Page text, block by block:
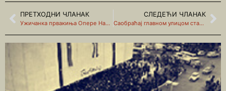
ПРЕТХОДНИ ЧЛАНАК
Ужичанка првакиња Опере Народног позоришта
СЛЕДЕЋИ ЧЛАНАК
Саобраћај главном улицом старога Ужица